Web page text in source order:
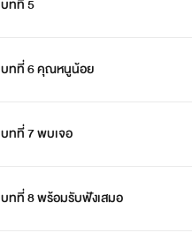
บทที่ 5
บทที่ 6 คุณหนูน้อย
บทที่ 7 พบเจอ
บทที่ 8 พร้อมรับฟังเสมอ